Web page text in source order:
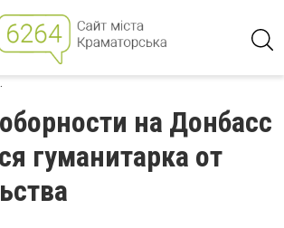
на Донбасс
гуманитарка от